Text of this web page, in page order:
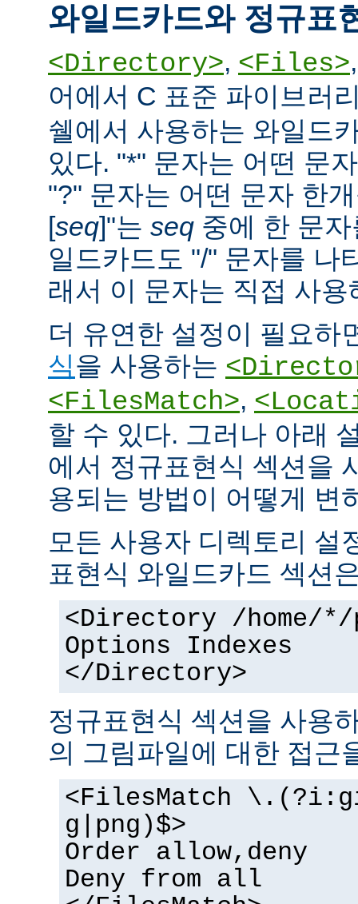
와일드카드와 정규표
<Directory>, <Files>
어에서 C 표준 파이브러
쉘에서 사용하는 와일드
있다. "*" 문자는 어떤 문
"?" 문자는 어떤 문자 한
[seq]"는 seq 중에 한 문
일드카드도 "/" 문자를 나
래서 이 문자는 직접 사용
더 유연한 설정이 필요하
식을 사용하는
<FilesMatch>,
할 수 있다. 그러나 아래
에서 정규표현식 섹션을
용되는 방법이 어떻게 변
모든 사용자 디렉토리 설
표현식 와일드카드 섹션
<Directory /home/
Options Indexes
</Directory>
정규표현식 섹션을 사용
의 그림파일에 대한 접근
<FilesMatch
g|png)$>
Order allow,deny
Deny from all